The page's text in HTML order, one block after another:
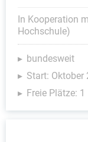
In Kooperation
Hochschule)
bundesweit
Start: Oktober
Freie Plätze: 1